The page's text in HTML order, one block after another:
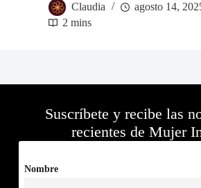
Claudia
agosto 14,
2 mins
Suscríbete y recibe las
recientes de Mujer
Nombre